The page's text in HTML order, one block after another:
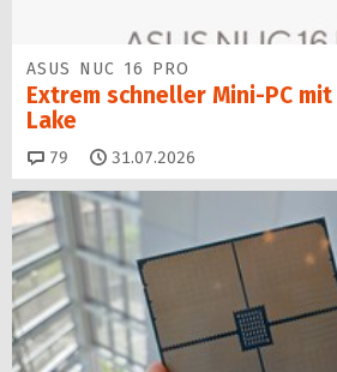
ASUS NUC 16 PRO
Extrem schneller Mini-PC
Lake
79 Kommentare
31.07.2026